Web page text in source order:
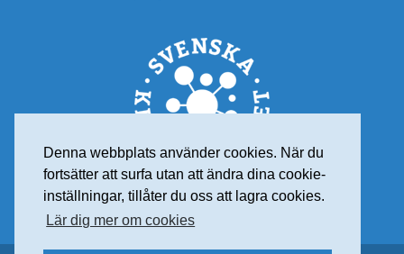
Denna webbplats använder cookies. När du
fortsätter att surfa utan att ändra dina cookie-
inställningar, tillåter du oss att lagra cookies.
Lär dig mer om cookies